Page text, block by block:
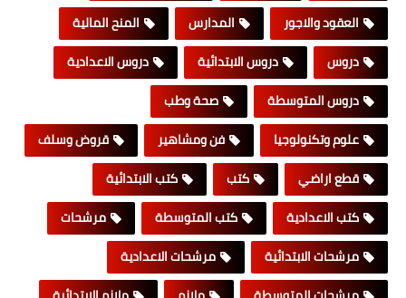
العقود والاجور
المدارس
المنح المالية
دروس
دروس الابتدائية
دروس الاعدادية
دروس المتوسطة
صحة وطب
علوم وتكنولوجيا
فن ومشاهير
قروض وسلف
قطع اراضي
كتب
كتب الابتدائية
كتب الاعدادية
كتب المتوسطة
مرشحات
مرشحات الابتدائية
مرشحات الاعدادية